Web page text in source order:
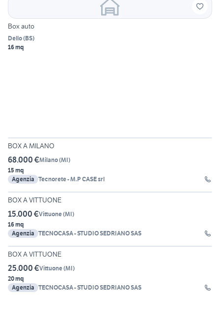
Box auto
Dello(BS)
16 mq
BOX A MILANO
68.000 €Milano(MI)
15 mq
Agenzia Tecnorete - M.P CASE srl
21
BOX A VITTUONE
15.000 €Vittuone(MI)
16 mq
Agenzia
TECNOCASA - STUDIO SEDRIANO SAS
18
BOX A VITTUONE
25.000 €Vittuone(MI)
20 mq
Agenzia
TECNOCASA - STUDIO SEDRIANO SAS